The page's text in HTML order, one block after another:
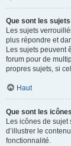
Que sont les
Les sujets
plus répondre et
Les sujets peuvent
forum pour de
propres sujets, si
Haut
Que sont les
Les icônes de sujet
d’illustrer le
fonctionnalité.